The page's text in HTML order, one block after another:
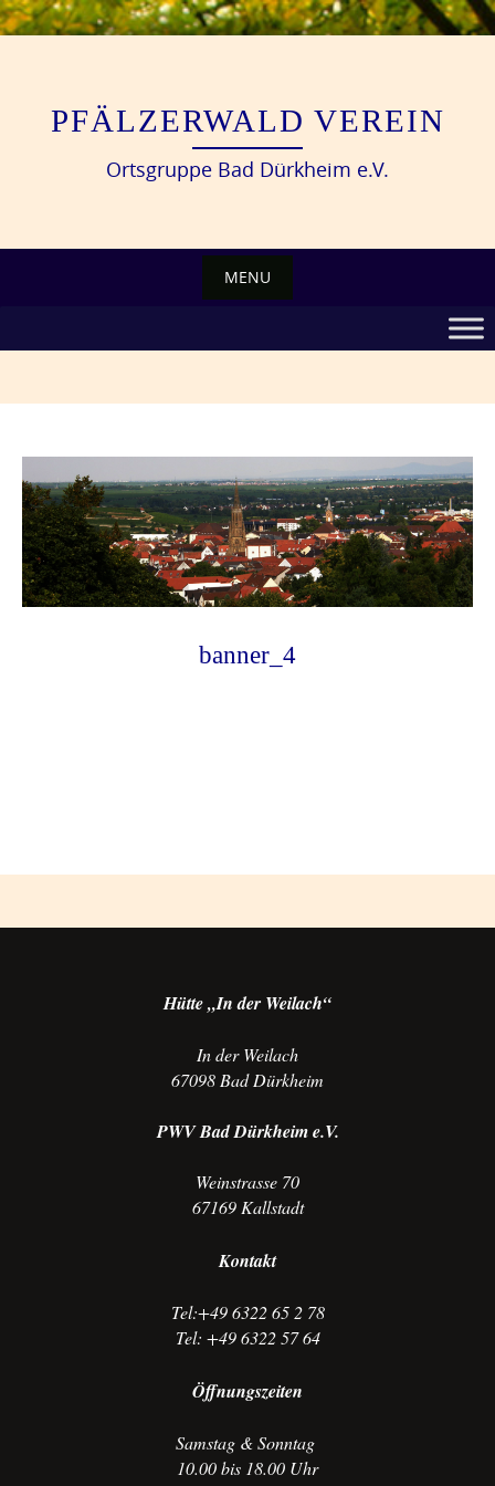
PFÄLZERWALD VEREIN
Ortsgruppe Bad Dürkheim e.V.
MENU
banner_4
Hütte „In der Weilach“
In der Weilach
67098 Bad Dürkheim
PWV Bad Dürkheim e.V.
Weinstrasse 70
67169 Kallstadt
Kontakt
Tel:+49 6322 65 2 78
Tel: +49 6322 57 64
Öffnungszeiten
Samstag & Sonntag
10.00 bis 18.00 Uhr